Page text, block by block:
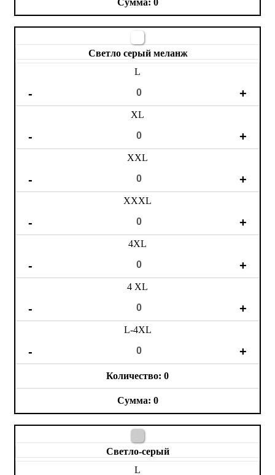
0
Светло серый меланж
L-4XL
XXXL
XL
L
4XL
XXL
4 XL
0
0
Светло-серый
L